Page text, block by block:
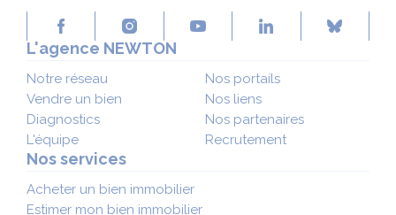
L'agence NEWTON
Notre réseau
Vendre un bien
Diagnostics
L'équipe
Nos portails
Nos liens
Nos partenaires
Recrutement
Nos services
Acheter un bien immobilier
Estimer mon bien immobilier